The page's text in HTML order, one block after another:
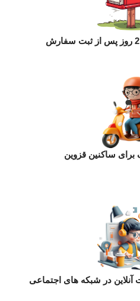
ساکنین قزوین
آنلاین در شبکه های اجتماعی